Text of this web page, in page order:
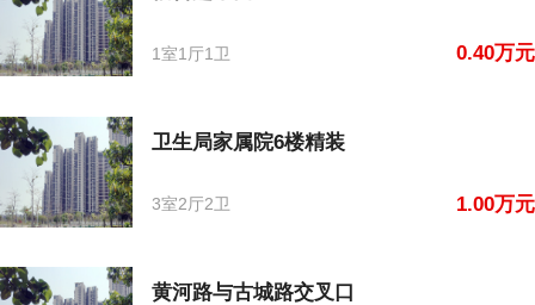
1室1厅1卫 0.40万元
卫生局家属院6楼精装
3室2厅2卫 1.00万元
黄河路与古城路交叉口